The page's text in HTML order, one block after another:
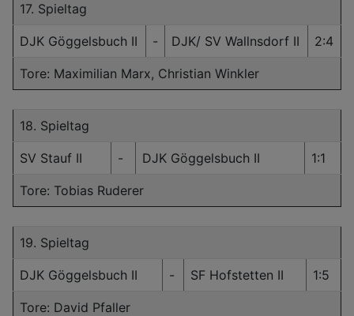
17. Spieltag
DJK Göggelsbuch II - DJK/ SV Wallnsdorf II 2:4
Tore: Maximilian Marx, Christian Winkler
18. Spieltag
SV Stauf II - DJK Göggelsbuch II 1:1
Tore: Tobias Ruderer
19. Spieltag
DJK Göggelsbuch II - SF Hofstetten II 1:5
Tore: David Pfaller